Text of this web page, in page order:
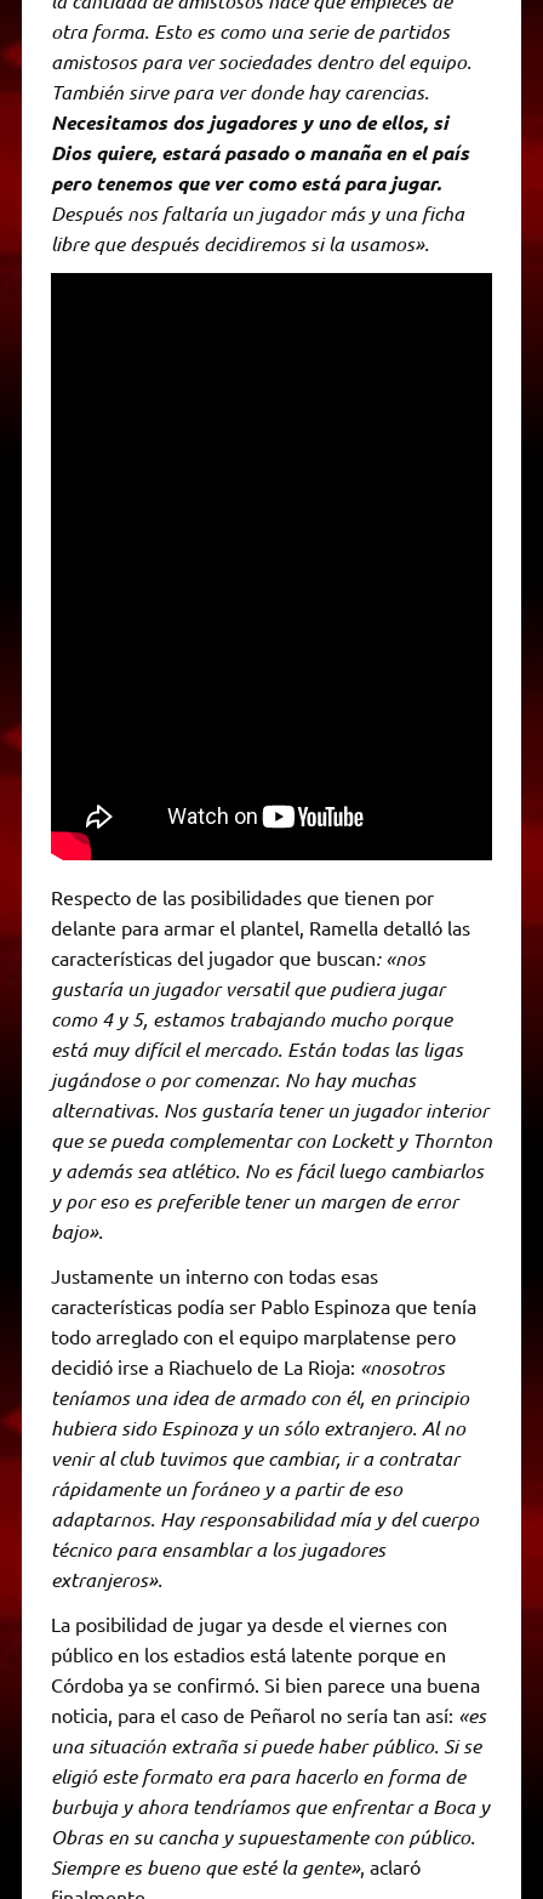
otra forma. Esto es como una serie de partidos
amistosos para ver sociedades dentro del equipo.
También sirve para ver donde hay carencias.
Necesitamos dos jugadores y uno de ellos, si
Dios quiere, estará pasado o manaña en el país
pero tenemos que ver como está para jugar.
Después nos faltaría un jugador más y una ficha
libre que después decidiremos si la usamos».
Respecto de las posibilidades que tienen por
delante para armar el plantel, Ramella detalló las
características del jugador que buscan: «nos
gustaría un jugador versatil que pudiera jugar
como 4 y 5, estamos trabajando mucho porque
está muy difícil el mercado. Están todas las ligas
jugándose o por comenzar. No hay muchas
alternativas. Nos gustaría tener un jugador interior
que se pueda complementar con Lockett y Thornton
y además sea atlético. No es fácil luego cambiarlos
y por eso es preferible tener un margen de error
bajo».
Justamente un interno con todas esas
características podía ser Pablo Espinoza que tenía
todo arreglado con el equipo marplatense pero
decidió irse a Riachuelo de La Rioja: «nosotros
teníamos una idea de armado con él, en principio
hubiera sido Espinoza y un sólo extranjero. Al no
venir al club tuvimos que cambiar, ir a contratar
rápidamente un foráneo y a partir de eso
adaptarnos. Hay responsabilidad mía y del cuerpo
técnico para ensamblar a los jugadores
extranjeros».
La posibilidad de jugar ya desde el viernes con
público en los estadios está latente porque en
Córdoba ya se confirmó. Si bien parece una buena
noticia, para el caso de Peñarol no sería tan así: «es
una situación extraña si puede haber público. Si se
eligió este formato era para hacerlo en forma de
burbuja y ahora tendríamos que enfrentar a Boca y
Obras en su cancha y supuestamente con público.
Siempre es bueno que esté la gente», aclaró